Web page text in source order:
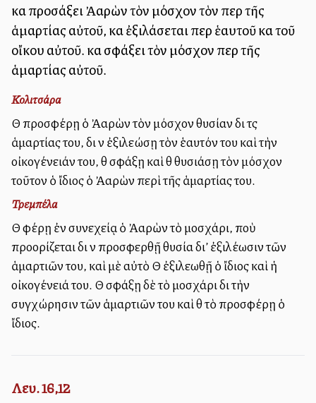
καὶ προσάξει Ἀαρὼν τὸν μόσχον τὸν περὶ τῆς
ἁμαρτίας αὐτοῦ, καὶ ἐξιλάσεται περὶ ἑαυτοῦ καὶ τοῦ
οἴκου αὐτοῦ. καὶ σφάξει τὸν μόσχον περὶ τῆς
ἁμαρτίας αὐτοῦ.
Κολιτσάρα
Θὰ προσφέρῃ ὁ Ἀαρὼν τὸν μόσχον θυσίαν διὰ τὰς
ἁμαρτίας του, διὰ νὰ ἐξιλεώσῃ τὸν ἑαυτόν του καὶ τὴν
οἰκογένειάν του, θὰ σφάξῃ καὶ θὰ θυσιάσῃ τὸν μόσχον
τοῦτον ὁ ἴδιος ὁ Ἀαρὼν περὶ τῆς ἁμαρτίας του.
Τρεμπέλα
Θὰ φέρῃ ἐν συνεχείᾳ ὁ Ἀαρὼν τὸ μοσχάρι, ποὺ
προορίζεται διὰ νὰ προσφερθῇ θυσία δι’ ἐξιλέωσιν τῶν
ἁμαρτιῶν του, καὶ μὲ αὐτὸ Θὰ ἐξιλεωθῇ ὁ ἴδιος καὶ ἡ
οἰκογένειά του. Θὰ σφάξῃ δὲ τὸ μοσχάρι διὰ τὴν
συγχώρησιν τῶν ἁμαρτιῶν του καὶ θὰ τὸ προσφέρῃ ὁ
ἴδιος.
Λευ. 16,12